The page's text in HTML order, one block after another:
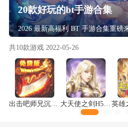
20款好玩的bt手游合集
共10款游戏 2022-05-26
出击吧师兄沉默神器免费版 大天使之剑H5打金版